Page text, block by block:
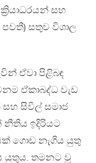
සහ
සතුව විශාල
ඒවා පිළිබඳ
ඒකාබද්ධ වැඩ
සිවිල් සමාජ
නීතිය ඉදිරියට
ගොඩ නැගිය යුතු
යුතුය. තමනට වූ